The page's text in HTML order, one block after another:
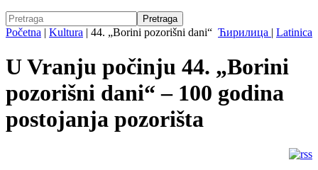
Ћирилица | Latinica
Početna | Kultura | 44. „Borini pozorišni dani“
U Vranju počinju 44. „Borini
pozorišni dani“ – 100 godina
postojanja pozorišta